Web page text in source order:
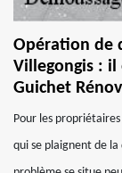
Opération de
Villegongis : il
Guichet Rénov
Pour les
qui se plaignent de